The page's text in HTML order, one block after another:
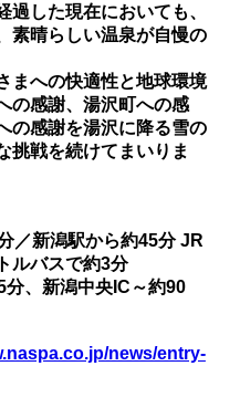
過した現在においても、
素晴らしい温泉が自慢の
まへの快適性と地球環境
の感謝、湯沢町への感
の感謝を湯沢に降る雪の
挑戦を続けてまいりま
／新潟駅から約45分 JR
ルバスで約3分
分、新潟中央IC～約90
news/entry-